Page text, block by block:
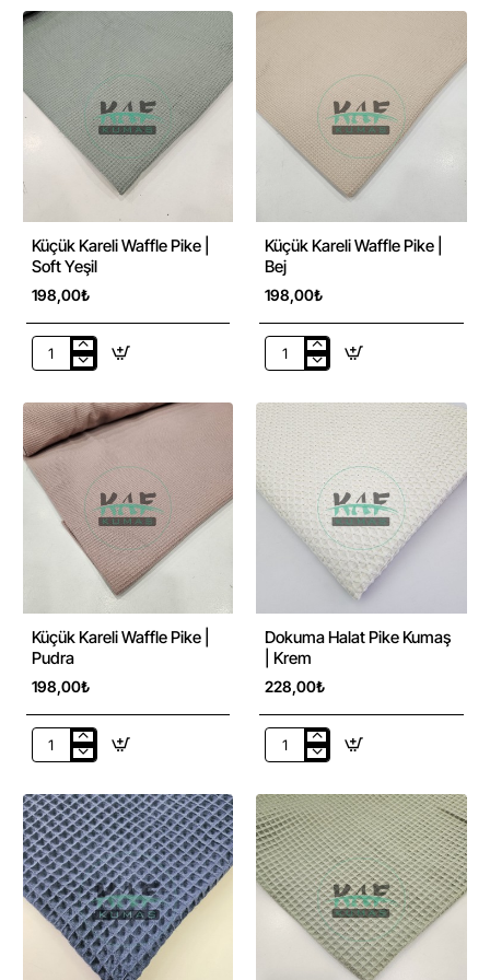
Kumaş
|
100%
Pamuk
|
W-
Kumaş
Pamuk
|
W-
54
Pastel
Küçük Kareli Waffle Pike |
Soft Yeşil
198,00₺
Küçük
Waffle
Pike
|
Soft
Yeşil
Küçük Kareli Waffle Pike |
Bej
198,00₺
Küçük
Waffle
Pike
|
Bej
Küçük Kareli Waffle Pike |
Pudra
198,00₺
Küçük
Waffle
Pike
|
Pudra
Dokuma Halat Pike Kumaş
| Krem
228,00₺
Dokuma
Pike
Kumaş
|
Krem